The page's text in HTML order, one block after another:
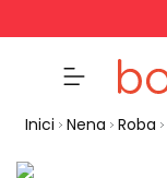
Inici Nena Roba